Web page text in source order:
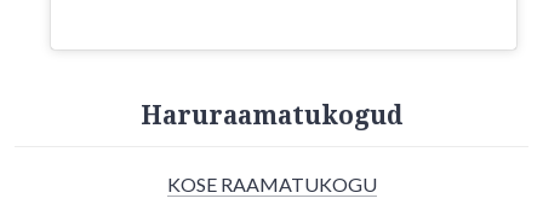
Haruraamatukogud
KOSE RAAMATUKOGU